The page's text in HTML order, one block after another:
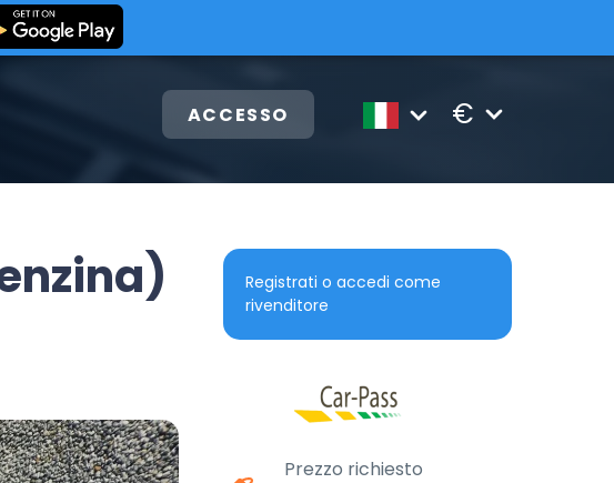
ACCESSO €
Registrati o accedi come
rivenditore
Prezzo richiesto